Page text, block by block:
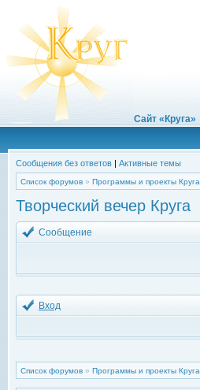
Сайт «Круга»
Сообщения без ответов | Активные темы
Список форумов » Программы и проекты Круга
Творческий вечер Круга
Сообщение
Вход
Список форумов » Программы и проекты Круга